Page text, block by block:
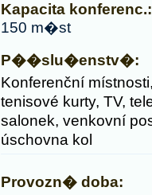
Kapacita konferenc.:
150 m�st
P��slu�enstv�:
Konferenční
tenisové kurty, TV,
salonek, venkovní
úschovna kol
Provozn� doba: